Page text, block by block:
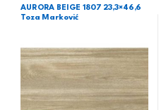
AURORA BEIGE 1807 23,3×46,6
Toza Marković